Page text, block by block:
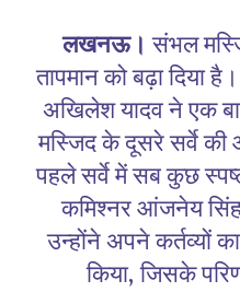
लखनऊ। संभल
तापमान को बढ़ा दिया
अखिलेश यादव ने एक
मस्जिद के दूसरे सर्वे
पहले सर्वे में सब कुछ
कमिश्नर आंजनेय सिंह
उन्होंने अपने कर्तव्यों
किया, जिसके